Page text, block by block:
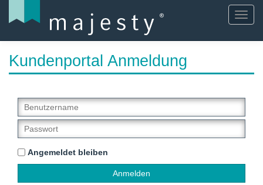
Kundenportal Anmeldung
Angemeldet bleiben